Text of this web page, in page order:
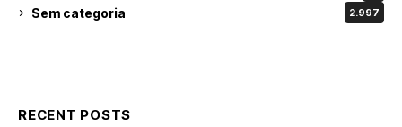
Sem categoria 2.997
RECENT POSTS